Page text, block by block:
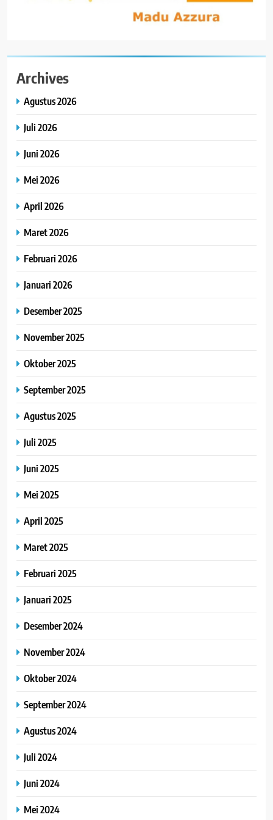
Archives
Agustus 2026
Juli 2026
Juni 2026
Mei 2026
April 2026
Maret 2026
Februari 2026
Januari 2026
Desember 2025
November 2025
Oktober 2025
September 2025
Agustus 2025
Juli 2025
Juni 2025
Mei 2025
April 2025
Maret 2025
Februari 2025
Januari 2025
Desember 2024
November 2024
Oktober 2024
September 2024
Agustus 2024
Juli 2024
Juni 2024
Mei 2024